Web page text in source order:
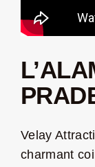
Velay
charmant